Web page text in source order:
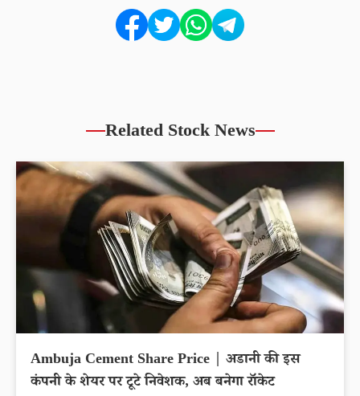
Related Stock News
Ambuja Cement Share Price | अडानी की इस
कंपनी के शेयर पर टूटे निवेशक, अब बनेगा रॉकेट